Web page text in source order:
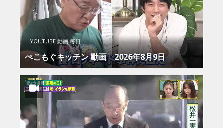
YOUTUBE 動画 毎日
ぺこもぐキッチン 動画 2026年8月9日